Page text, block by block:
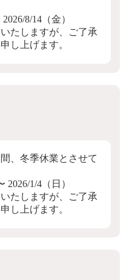
8/14（金）
たしますが、ご了承
し上げます。
、冬季休業とさせて
2026/1/4（日）
たしますが、ご了承
し上げます。